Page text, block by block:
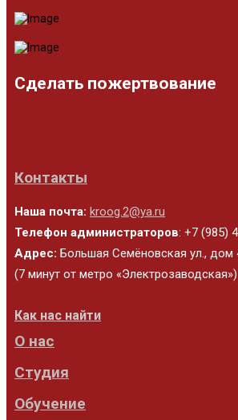
Сделать пожертвование
Контакты
Наша почта: kroog.2@ya.ru
Телефон администраторов: +7 (985)
Адрес: Большая Семёновская ул., дом
(7 минут от метро «Электрозаводская»)
Как нас найти
О нас
Студия
Обучение